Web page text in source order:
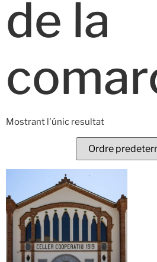
de la
Mostrant l'únic resultat